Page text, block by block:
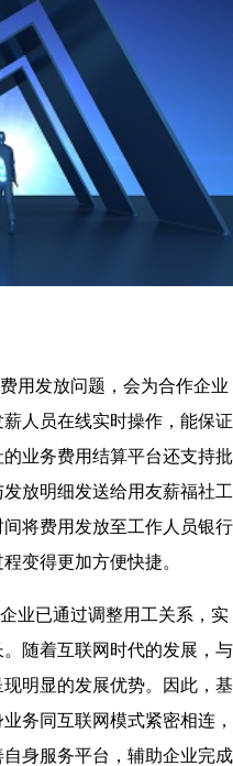
用发放问题，会为合作企业
人员在线实时操作，能保证
业务费用结算平台还支持批
放明细发送给用友薪福社工
将费用发放至工作人员银行
变得更加方便快捷。
业已通过调整用工关系，实
。随着互联网时代的发展，与
明显的发展优势。因此，基
务同互联网模式紧密相连，
身服务平台，辅助企业完成